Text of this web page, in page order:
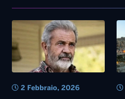
2 Febbraio, 2026